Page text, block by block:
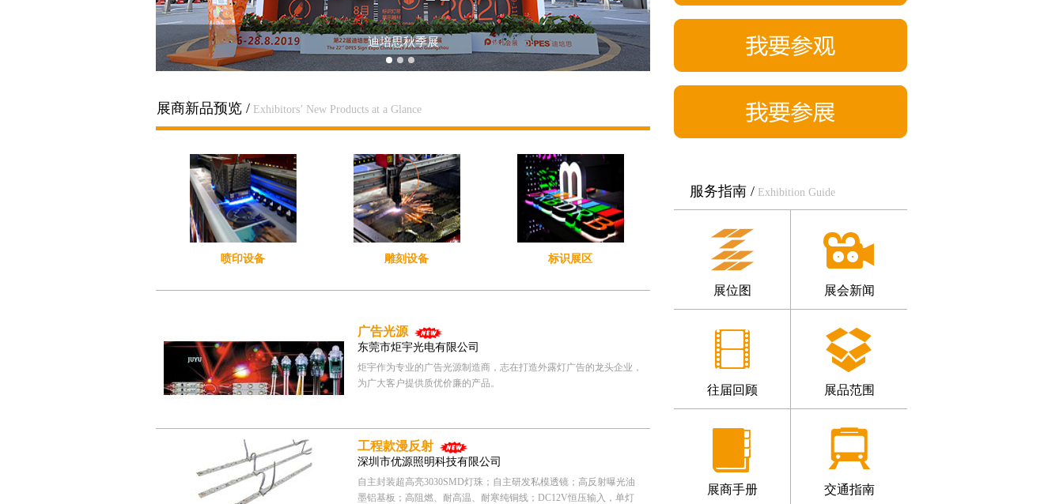
迪培思秋季展 秋季展
展商新品预览 / Exhibitors’ New Products at a Glance
喷印设备 雕刻设备 标识展区
广告光源
东莞市炬宇光电有限公司
炬宇作为专业的广告光源制造商，志在打造外露灯广告的龙头企业，
为广大客户提供质优价廉的产品。
工程款漫反射
深圳市优源照明科技有限公司
自主封装超高亮3030SMD灯珠；自主研发私模透镜；高反射曝光油
墨铝基板；高阻燃、耐高温、耐寒纯铜线；DC12V恒压输入，单灯
服务指南 / Exhibition Guide
展位图 展会新闻
往届回顾 展品范围
展商手册 交通指南